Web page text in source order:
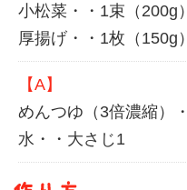
小松菜・・1束（200g）
厚揚げ・・1枚（150g）
【A】
めんつゆ（3倍濃縮）
水・・大さじ1